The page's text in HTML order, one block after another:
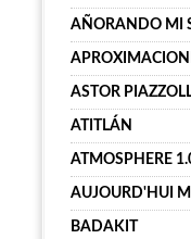
AÑORANDO MI
ASTOR
ATITLÁN
ATMOSPHERE
AUJOURD'HUI
BADAKIT